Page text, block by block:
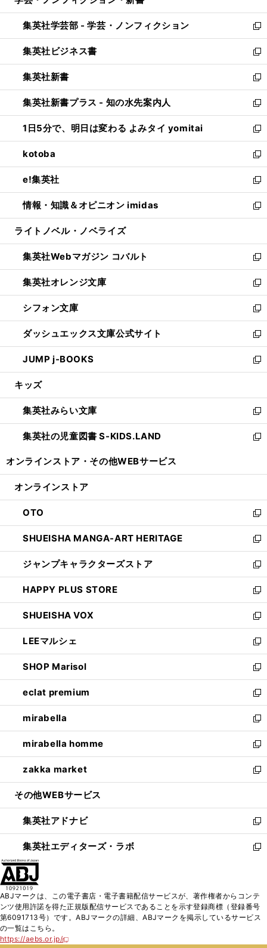
開
く
ウ
で
開
く
ン
ド
ウ
で
開
く
ウ
ィ
ン
ド
ウ
で
開
く
集英社学芸部 - 学芸・ノンフィクション
新
し
い
ウ
ィ
ン
ド
ウ
で
開
く
集英社ビジネス書
新
し
い
ウ
ィ
ン
ド
ウ
で
開
く
集英社新書
新
し
い
ウ
ィ
ン
ド
ウ
で
開
く
集英社新書プラス - 知の水先案内人
新
し
い
ウ
ィ
ン
ド
ウ
で
開
1日5分で、明日は変わる よみタイ yomitai
新
し
い
ウ
ィ
ン
ド
ウ
開
く
kotoba
新
し
い
ウ
ィ
ン
ウ
で
開
く
e!集英社
新
し
い
ウ
ン
ド
ウ
で
開
く
情報・知識＆オピニオン imidas
新
し
ウ
ィ
ン
ド
ウ
で
開
く
ライトノベル・ノベライズ
集英社Webマガジン コバルト
新
し
い
ウ
ィ
ン
ド
ウ
で
開
集英社オレンジ文庫
新
し
い
ウ
ィ
ン
ド
ウ
開
く
シフォン文庫
新
し
い
ウ
ィ
ン
ウ
で
開
く
ダッシュエックス文庫公式サイト
新
し
い
ウ
ン
ド
ウ
で
JUMP j-BOOKS
新
し
ウ
ィ
ン
ド
開
キッズ
集英社みらい文庫
新
し
い
ン
ウ
で
開
く
集英社の児童図書 S-KIDS.LAND
新
ウ
ン
ド
ウ
で
開
く
オンラインストア・ その他WEBサービス
オンラインストア
OTO
新
し
い
ウ
ィ
ン
ド
ウ
で
開
く
SHUEISHA MANGA-ART HERITAGE
新
し
い
ウ
ィ
ン
ド
ウ
で
開
く
ジャンプキャラクターズストア
新
し
い
ウ
ィ
ン
ド
ウ
で
開
く
HAPPY PLUS STORE
新
し
い
ウ
ィ
ン
ド
ウ
で
開
く
SHUEISHA VOX
新
し
い
ウ
ィ
ン
ド
ウ
で
開
く
LEEマルシェ
新
し
い
ウ
ィ
ン
ド
ウ
で
開
く
SHOP Marisol
新
し
い
ウ
ィ
ン
ド
ウ
で
開
eclat premium
新
し
い
ウ
ィ
ン
ド
ウ
開
く
mirabella
新
し
い
ウ
ィ
ン
ウ
で
開
く
mirabella homme
新
し
い
ウ
ン
ド
ウ
で
zakka market
新
し
ウ
ィ
ン
ド
く
その他WEBサービス
集英社アドナビ
新
し
い
ド
ウ
で
集英社エディターズ・ラボ
新
ィ
ン
ABJマークは、この電子書店・電子書籍配信サービスが、著作権者からコンテ
ンツ使用許諾を得た正規版配信サービスであることを示す登録商標（登録番号
第6091713号）です。ABJマークの詳細、ABJマークを掲示しているサービス
の一覧はこちら。
https://aebs.or.jp/
新